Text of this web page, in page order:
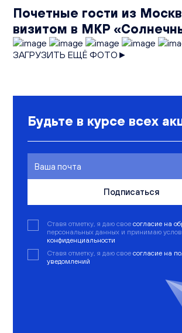
Почетные гости из
визитом в МКР
ЗАГРУЗИТЬ ЕЩЁ ФОТО►
Будьте в курсе всех
Подписаться
Ставя отметку, я даю свое согласие на
персональных данных и принимаю
конфиденциальности
Ставя отметку, я даю свое согласие на
уведомлений